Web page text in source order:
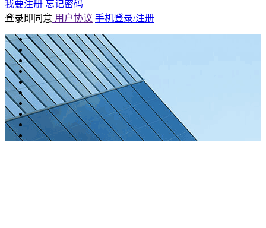
我要注册 忘记密码
登录即同意 用户协议 手机登录/注册